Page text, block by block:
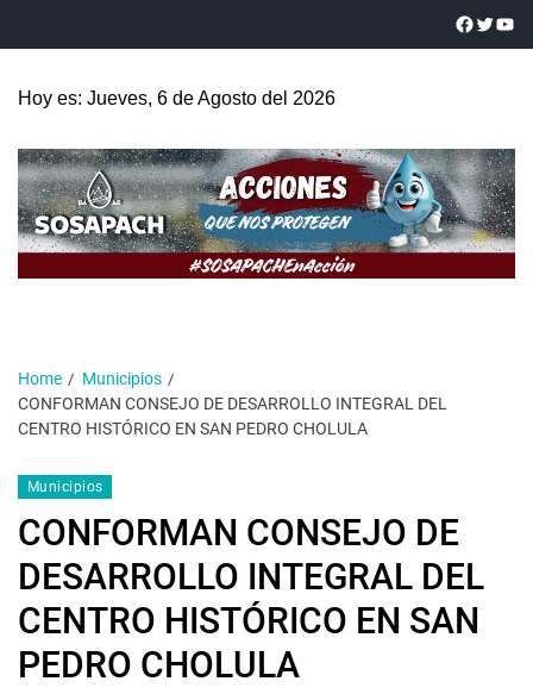
Hoy es: Jueves, 6 de Agosto del 2026
Home
Municipios
CONFORMAN CONSEJO DE DESARROLLO INTEGRAL DEL
CENTRO HISTÓRICO EN SAN PEDRO CHOLULA
Municipios
CONFORMAN CONSEJO DE
DESARROLLO INTEGRAL DEL
CENTRO HISTÓRICO EN SAN
PEDRO CHOLULA